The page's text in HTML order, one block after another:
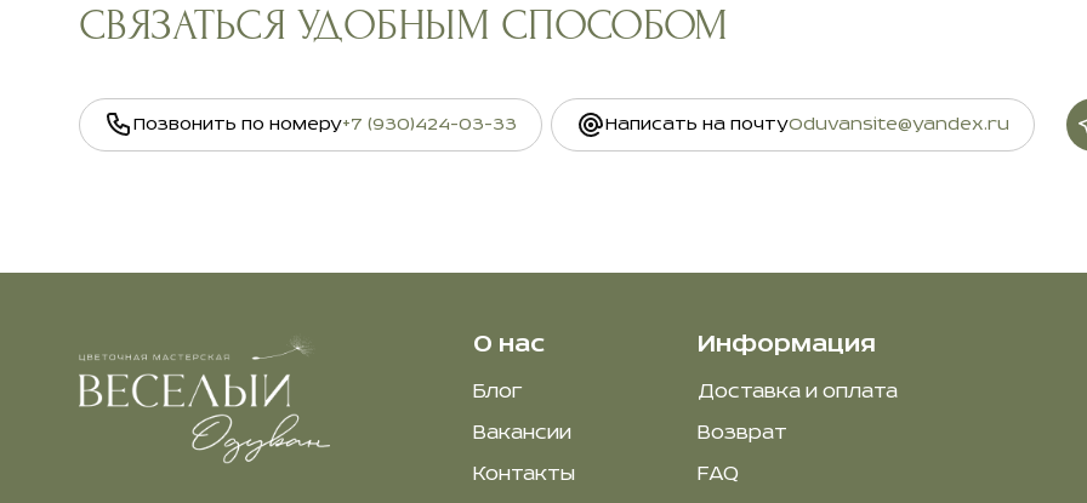
СВЯЗАТЬСЯ УДОБНЫМ СПОСОБОМ
Позвонить по номеру+7 (930)424-03-33 Написать на почтуOduvansite@yandex.ru
О нас
Блог
Вакансии
Контакты
Информация
Доставка и оплата
Возврат
FAQ